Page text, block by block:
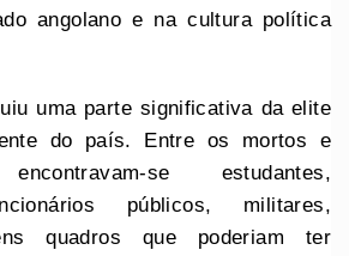
angolano e na cultura política
uma parte significativa da elite
do país. Entre os mortos e
se estudantes,
públicos, militares,
quadros que poderiam ter